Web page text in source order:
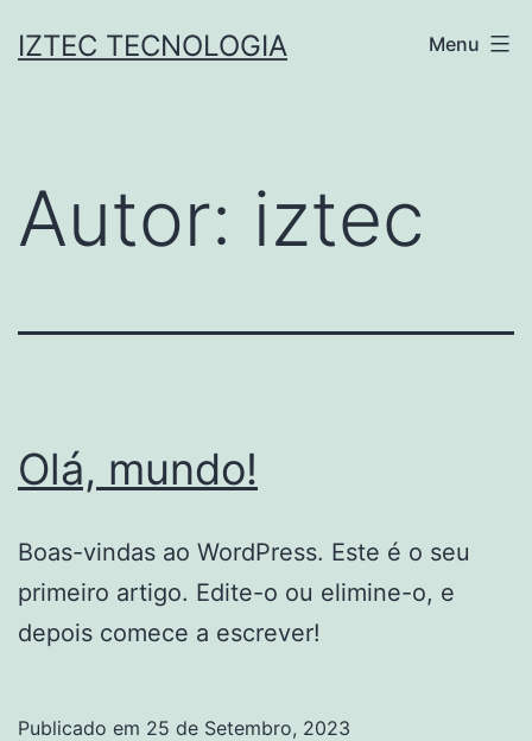
para
IZTEC TECNOLOGIA Menu
Autor: iztec
Olá, mundo!
Boas-vindas ao WordPress. Este é o seu
primeiro artigo. Edite-o ou elimine-o, e
depois comece a escrever!
Publicado em 25 de Setembro, 2023